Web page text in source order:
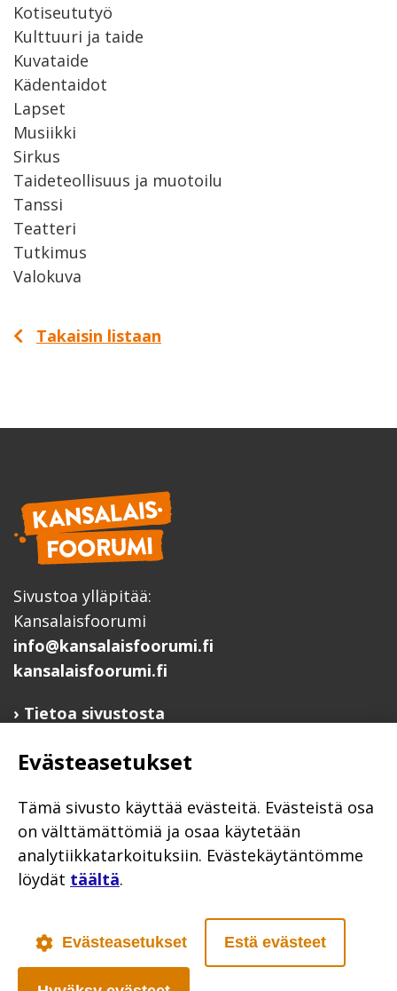
Kotiseututyö
Kulttuuri ja taide
Kuvataide
Kädentaidot
Lapset
Musiikki
Sirkus
Taideteollisuus ja muotoilu
Tanssi
Teatteri
Tutkimus
Valokuva
Takaisin listaan
Sivustoa ylläpitää:
Kansalaisfoorumi
info@kansalaisfoorumi.fi
kansalaisfoorumi.fi
Tietoa sivustosta
Ilmoita järjestösi järjestöhakemistoon
Järjestötietäjä-testi
Anna palautetta
Saavutettavuusseloste
Evästekäytännöt
Evästeasetukset
Tämä sivusto käyttää evästeitä. Evästeistä osa
on välttämättömiä ja osaa käytetään
analytiikkatarkoituksiin. Evästekäytäntömme
löydät täältä.
Evästeasetukset Estä evästeet